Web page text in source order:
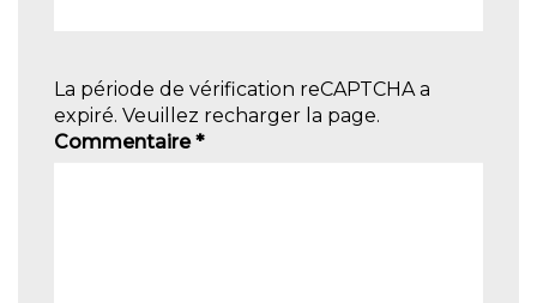
La période de vérification reCAPTCHA a
expiré. Veuillez recharger la page.
Commentaire*